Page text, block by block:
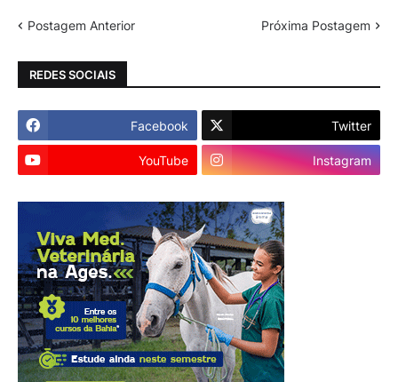
Postagem Anterior Próxima Postagem
REDES SOCIAIS
Facebook Twitter
YouTube Instagram